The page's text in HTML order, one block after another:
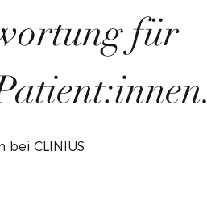
für
bei CLINIUS